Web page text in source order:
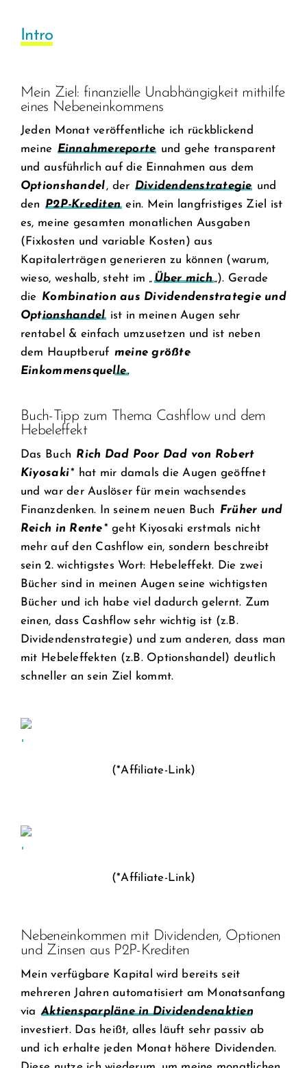
Intro
Mein Ziel: finanzielle Unabhängigkeit mithilfe
eines Nebeneinkommens
Jeden Monat veröffentliche ich rückblickend
meine Einnahmereporte und gehe transparent
und ausführlich auf die Einnahmen aus dem
Optionshandel, der Dividendenstrategie und
den P2P-Krediten ein. Mein langfristiges Ziel ist
es, meine gesamten monatlichen Ausgaben
(Fixkosten und variable Kosten) aus
Kapitalerträgen generieren zu können (warum,
wieso, weshalb, steht im „Über mich„). Gerade
die Kombination aus Dividendenstrategie und
Optionshandel ist in meinen Augen sehr
rentabel & einfach umzusetzen und ist neben
dem Hauptberuf meine größte
Einkommensquelle.
Buch-Tipp zum Thema Cashflow und dem
Hebeleffekt
Das Buch Rich Dad Poor Dad von Robert
Kiyosaki* hat mir damals die Augen geöffnet
und war der Auslöser für mein wachsendes
Finanzdenken. In seinem neuen Buch Früher und
Reich in Rente* geht Kiyosaki erstmals nicht
mehr auf den Cashflow ein, sondern beschreibt
sein 2. wichtigstes Wort: Hebeleffekt. Die zwei
Bücher sind in meinen Augen seine wichtigsten
Bücher und ich habe viel dadurch gelernt. Zum
einen, dass Cashflow sehr wichtig ist (z.B.
Dividendenstrategie) und zum anderen, dass man
mit Hebeleffekten (z.B. Optionshandel) deutlich
schneller an sein Ziel kommt.
(*Affiliate-Link)
(*Affiliate-Link)
Nebeneinkommen mit Dividenden, Optionen
und Zinsen aus P2P-Krediten
Mein verfügbare Kapital wird bereits seit
mehreren Jahren automatisiert am Monatsanfang
via Aktiensparpläne in Dividendenaktien
investiert. Das heißt, alles läuft sehr passiv ab
und ich erhalte jeden Monat höhere Dividenden.